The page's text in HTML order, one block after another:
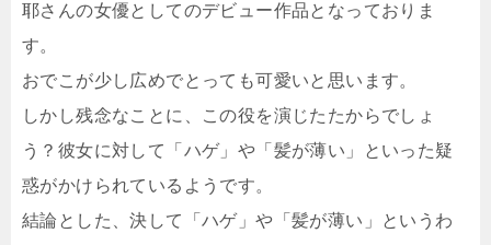
耶さんの女優としてのデビュー作品となっておりま
す。
おでこが少し広めでとっても可愛いと思います。
しかし残念なことに、この役を演じたたからでしょ
う？彼女に対して「ハゲ」や「髪が薄い」といった疑
惑がかけられているようです。
結論とした、決して「ハゲ」や「髪が薄い」というわ